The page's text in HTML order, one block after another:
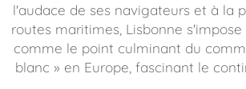
l'audace de ses navigateurs et à la
routes maritimes, Lisbonne
comme le point culminant du
blanc » en Europe, fascinant le